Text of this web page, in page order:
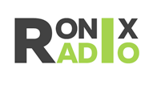
Skip to main content